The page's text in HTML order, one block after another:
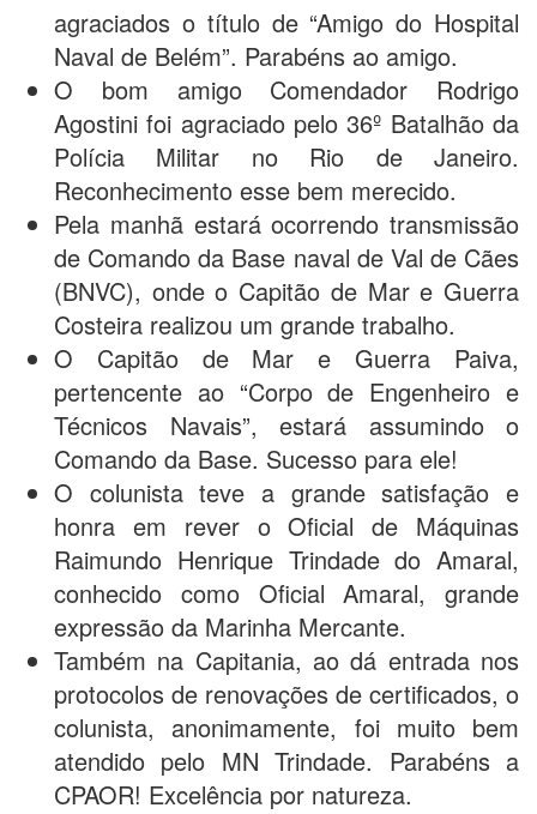
agraciados o título de “Amigo do Hospital
Naval de Belém”. Parabéns ao amigo.
O bom amigo Comendador Rodrigo
Agostini foi agraciado pelo 36º Batalhão da
Polícia Militar no Rio de Janeiro.
Reconhecimento esse bem merecido.
Pela manhã estará ocorrendo transmissão
de Comando da Base naval de Val de Cães
(BNVC), onde o Capitão de Mar e Guerra
Costeira realizou um grande trabalho.
O Capitão de Mar e Guerra Paiva,
pertencente ao “Corpo de Engenheiro e
Técnicos Navais”, estará assumindo o
Comando da Base. Sucesso para ele!
O colunista teve a grande satisfação e
honra em rever o Oficial de Máquinas
Raimundo Henrique Trindade do Amaral,
conhecido como Oficial Amaral, grande
expressão da Marinha Mercante.
Também na Capitania, ao dá entrada nos
protocolos de renovações de certificados, o
colunista, anonimamente, foi muito bem
atendido pelo MN Trindade. Parabéns a
CPAOR! Excelência por natureza.